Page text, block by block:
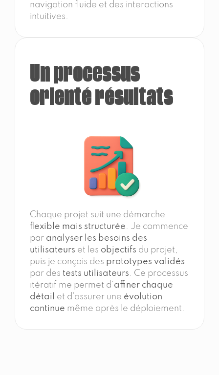
navigation fluide et des interactions
intuitives.
Un processus
orienté résultats
Chaque projet suit une démarche
flexible mais structurée. Je commence
par analyser les besoins des
utilisateurs et les objectifs du projet,
puis je conçois des prototypes validés
par des tests utilisateurs. Ce processus
itératif me permet d’affiner chaque
détail
et d’assurer une évolution
continue même après le déploiement.